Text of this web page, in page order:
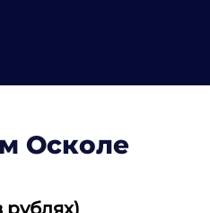
Осколе
рублях)